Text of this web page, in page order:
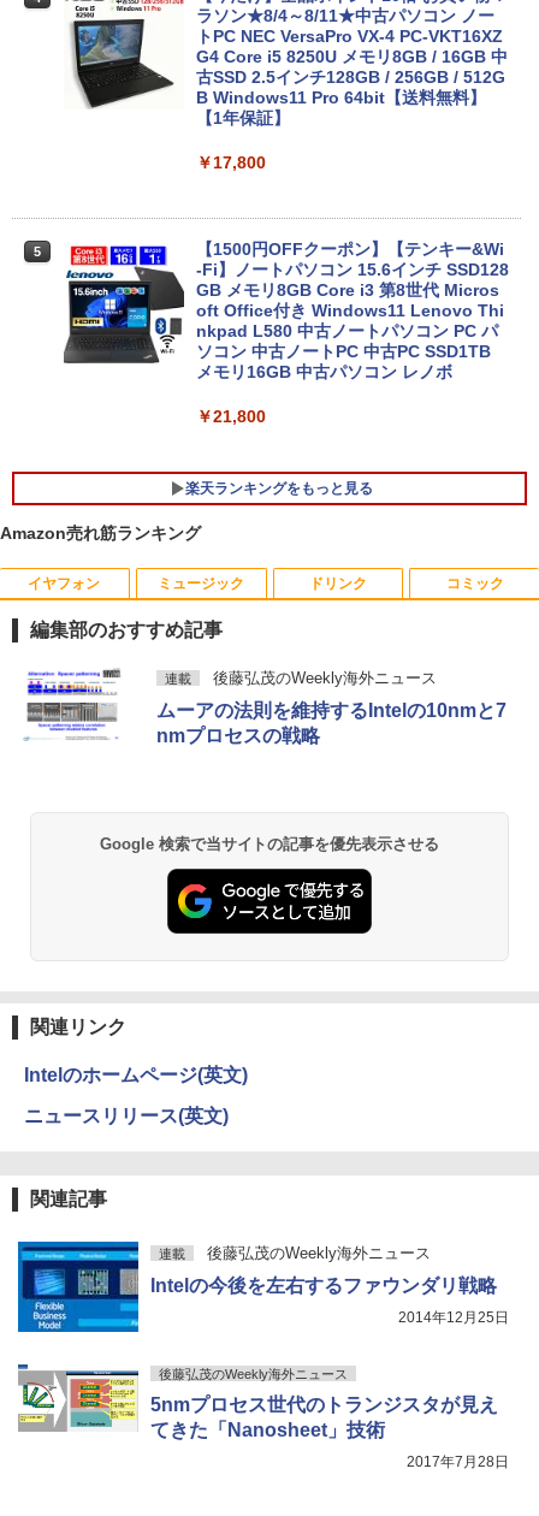
ラソン★8/4～8/11★中古パソコン ノー
トPC NEC VersaPro VX-4 PC-VKT16XZ
G4 Core i5 8250U メモリ8GB / 16GB 中
古SSD 2.5インチ128GB / 256GB / 512G
B Windows11 Pro 64bit【送料無料】
【1年保証】
￥17,800
5
【1500円OFFクーポン】【テンキー&Wi
-Fi】ノートパソコン 15.6インチ SSD128
GB メモリ8GB Core i3 第8世代 Micros
oft Office付き Windows11 Lenovo Thi
nkpad L580 中古ノートパソコン PC パ
ソコン 中古ノートPC 中古PC SSD1TB
メモリ16GB 中古パソコン レノボ
￥21,800
楽天ランキングをもっと見る
1
中古パソコン | NEC | Mate MKM28L-3 |
Windows11 | デスクトップ | 一年保証 |
第8世代 | Core i5 8400 2.8(〜最大4.0)G
チ | 無線LAN:なし | Win11Pro64bit
￥12,000
2
HP ProDesk 400 G6 DM 【Core i5 1050
NVMe)/Win11Pro-64bit】【中古/送料無
料】※沖縄・離島を除く
￥32,980
レッド 2.9GHz ミニパソコン 静音 M.2 2
242 SATA WIFI6 Bluetooth5.2 4K HDMI
2画面出力 デスクトップPC みにpc 省エ
ネ オフィス高速起動 省電力 静音設計
4
【★最大100%ポイント】【Win11正式対
応】Dell OptiPlex 3070 SFF/第9世代 Co
re i5/メモリ:8GB/16GB/32GB/SSD:256
GB/512GB/1TB/USB 3.1/DP/HDMI/Wi-fi/
￥37,800
1
NEC AS223WM 液晶モニター 21.5イン
チワイド 白 ホワイト 1920×1080 （フル
HD）TN 白色LEDバックライト ミニ D-s
対応 スイッチ 【中古】
￥5,200
2
中古モニター | 液晶ディスプレイ | PHILI
ド 1920×1080(フルHD) | LEDバックライ
ト | スピーカー内蔵 | 3系統入力(VGA・D
VI-D・HDMI) | VGAケーブル・電源ケー
ブル付属【30日保証】
L22-4e 21.5インチ ワイド フルHD 1920
×1080 IPS 4ms 250nit リフレッシュレー
ト 100Hz HDMI VGA D-Sub チルト VES
A規格 67D5KAC6JP レノボ ディスプレ
4
【お買い物マラソ開催中！P最大31.5%還
元】五年保証 白 モバイルモニター 15.6
インチ FHD 1920×1080 1080P Fast IPS
内蔵 Type-C/HDMI 接続 PS5/Switch/PC/
スマホ対応 MFP156T1F
￥8,999
1
宇宙兄弟（46） 【電子書籍】[ 小山宙哉
]
￥21,560
オレンジページ 2026 10/17号増刊＜グレ
ハヤブサ消防団 森へつづく道 [ 池井戸 潤
]
5
角川まんが学習シリーズ 日本の歴史
全16巻+別巻5冊定番セット [ 山本 博文
Amazon売れ筋ランキング
イヤフォン
Anker Soundcore P40i オフホワイト
￥7,990
￥5,990
【2026年アップグレード版】AOKIMI ワイヤ
学/WEB会議(ホワイト)
￥1,964
Xiaomi シャオミ REDMI Buds 8 Lite ワイヤ
レスイヤホン Bluetooth 5.4 ノイズキャンセ
リング ANC 36時間再生
￥3,480
ミュージック
BRUCE WAYNE feat. Flo Milli, ATL Jacob
[Explicit]
￥250
BRUCE WAYNE feat. Flo Milli, ATL Jacob
[Explicit]
￥250
On My Road (Stadium ver.)
On My Road (Stadium ver.)
ドリンク
【Amazon.co.jp限定】 い・ろ・は・す 2L P
ET ラベルレス ×8本
￥1,112
by Amazon 天然水 ラベルレス 500ml ×24本
富士山の天然水 バナジウム含有 水 ミネラル
ットル (Smart Basic)
￥1,380
￥1,625
【Amazon.co.jp限定】 伊藤園 磨かれて、澄
みきった日本の水 2L 8本 ラベルレス [ ケース
] [ 水分補給 ]
￥998
コミック
薬屋のひとりごと 17巻 (デジタル版ビッグガ
ンガンコミックス)
￥770
異世界居酒屋「のぶ」(22) (角川コミックス・
エース)
￥832
HUNTER×HUNTER モノクロ版 39 (ジャンプ
スーパーの裏でヤニ吸うふたり 9巻 (デジタル
版ビッグガンガンコミックス)
編集部のおすすめ記事
連載 後藤弘茂のWeekly海外ニュース
ムーアの法則を維持するIntelの10nmと7
nmプロセスの戦略
Google 検索で当サイトの記事を優先表示させる
関連リンク
Intelのホームページ(英文)
ニュースリリース(英文)
関連記事
連載 後藤弘茂のWeekly海外ニュース
Intelの今後を左右するファウンダリ戦略
2014年12月25日
後藤弘茂のWeekly海外ニュース
5nmプロセス世代のトランジスタが見え
てきた「Nanosheet」技術
2017年7月28日